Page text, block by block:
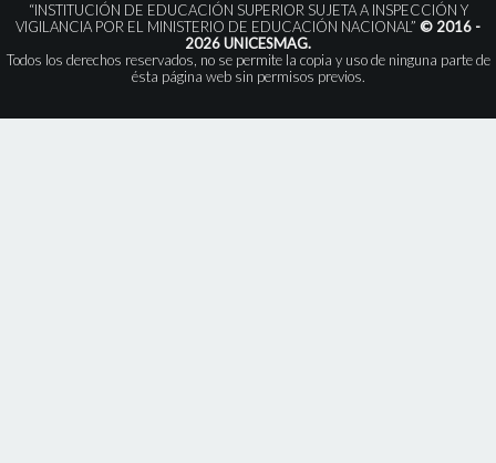
“INSTITUCIÓN DE EDUCACIÓN SUPERIOR SUJETA A INSPECCIÓN Y
VIGILANCIA POR EL MINISTERIO DE EDUCACIÓN NACIONAL” © 2016 -
2026 UNICESMAG.
Todos los derechos reservados, no se permite la copia y uso de ninguna parte de
ésta página web sin permisos previos.